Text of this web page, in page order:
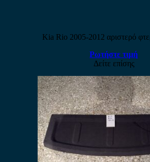
Kia Rio 2005-2012 αριστερό
Ρωτήστε τιμή
Δείτε επίσης